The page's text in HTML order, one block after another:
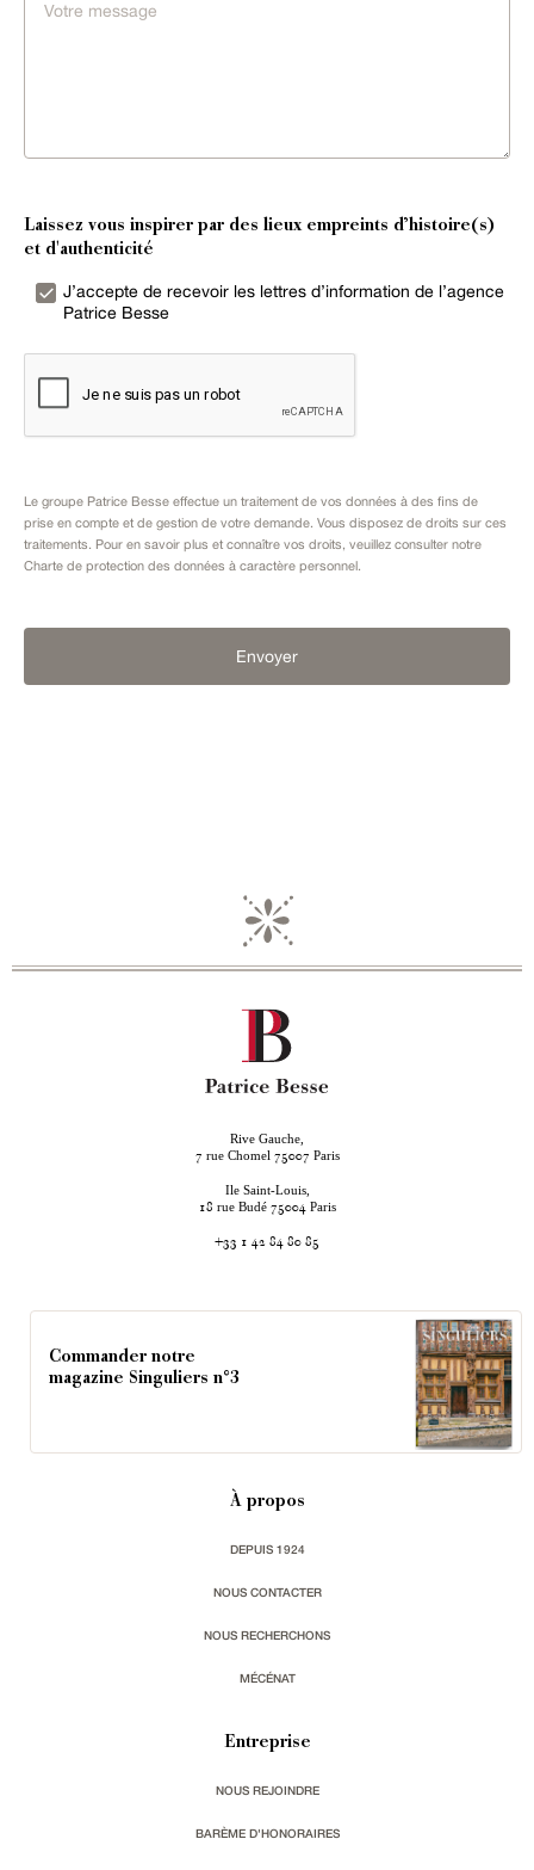
Laissez vous inspirer par des lieux empreints d’histoire(s)
et d'authenticité
J’accepte de recevoir les lettres d’information de l’agence
Patrice Besse
Le groupe Patrice Besse effectue un traitement de vos données à des fins de
prise en compte et de gestion de votre demande. Vous disposez de droits sur ces
traitements. Pour en savoir plus et connaître vos droits, veuillez consulter notre
Charte de protection des données à caractère personnel .
Envoyer
Rive Gauche,
7 rue Chomel 75007 Paris
Ile Saint-Louis,
18 rue Budé 75004 Paris
+33 1 42 84 80 85
Commander notre
magazine Singuliers n°3
À propos
DEPUIS 1924
NOUS CONTACTER
NOUS RECHERCHONS
MÉCÉNAT
Entreprise
NOUS REJOINDRE
BARÈME D'HONORAIRES